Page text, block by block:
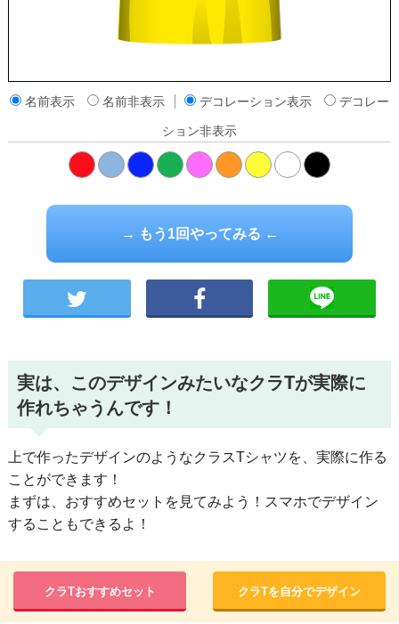
名前表示 名前非表示 デコレーション表示 デコレー
ション非表示
→ もう1回やってみる ←
実は、このデザインみたいなクラTが実際に
作れちゃうんです！
上で作ったデザインのようなクラスTシャツを、実際に作る
ことができます！
まずは、おすすめセットを見てみよう！スマホでデザイン
することもできるよ！
クラTおすすめセット クラTを自分でデザイン